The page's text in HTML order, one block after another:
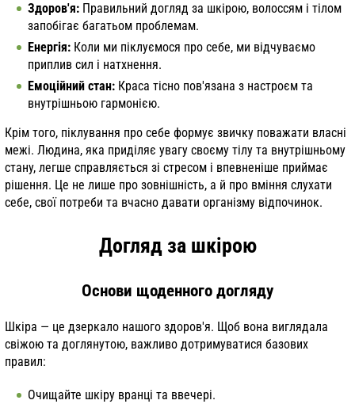
Здоров'я: Правильний догляд за шкірою, волоссям і тілом
запобігає багатьом проблемам.
Енергія: Коли ми піклуємося про себе, ми відчуваємо
приплив сил і натхнення.
Емоційний стан: Краса тісно пов'язана з настроєм та
внутрішньою гармонією.
Крім того, піклування про себе формує звичку поважати власні
межі. Людина, яка приділяє увагу своєму тілу та внутрішньому
стану, легше справляється зі стресом і впевненіше приймає
рішення. Це не лише про зовнішність, а й про вміння слухати
себе, свої потреби та вчасно давати організму відпочинок.
Догляд за шкірою
Основи щоденного догляду
Шкіра — це дзеркало нашого здоров'я. Щоб вона виглядала
свіжою та доглянутою, важливо дотримуватися базових
правил:
Очищайте шкіру вранці та ввечері.